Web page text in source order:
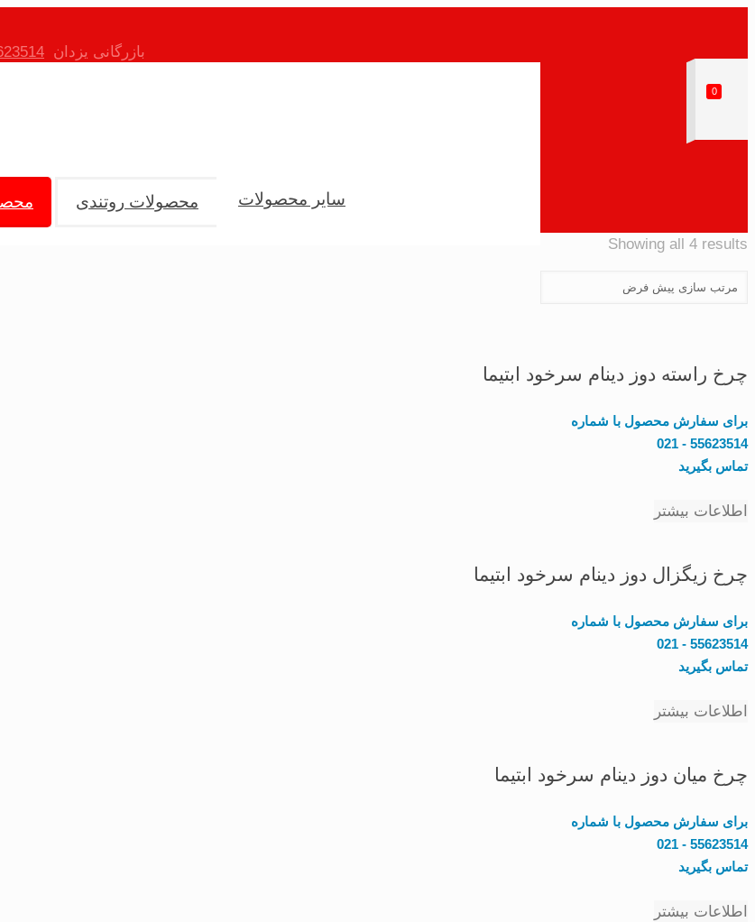
بازرگانی یزدان - 021
محصولات روتندی سایر محصولات
0
Showing all 4 results
چرخ راسته دوز دینام سرخود ابتیما
برای سفارش محصول با شماره
55623514 - 021
تماس بگیرید
اطلاعات بیشتر
چرخ زیگزال دوز دینام سرخود ابتیما
برای سفارش محصول با شماره
55623514 - 021
تماس بگیرید
اطلاعات بیشتر
چرخ میان دوز دینام سرخود ابتیما
برای سفارش محصول با شماره
55623514 - 021
تماس بگیرید
اطلاعات بیشتر